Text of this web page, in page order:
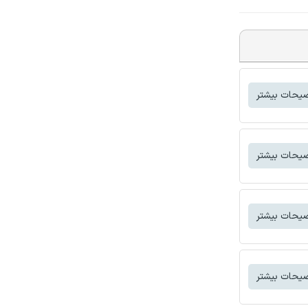
بیشتر
بیشتر
بیشتر
بیشتر